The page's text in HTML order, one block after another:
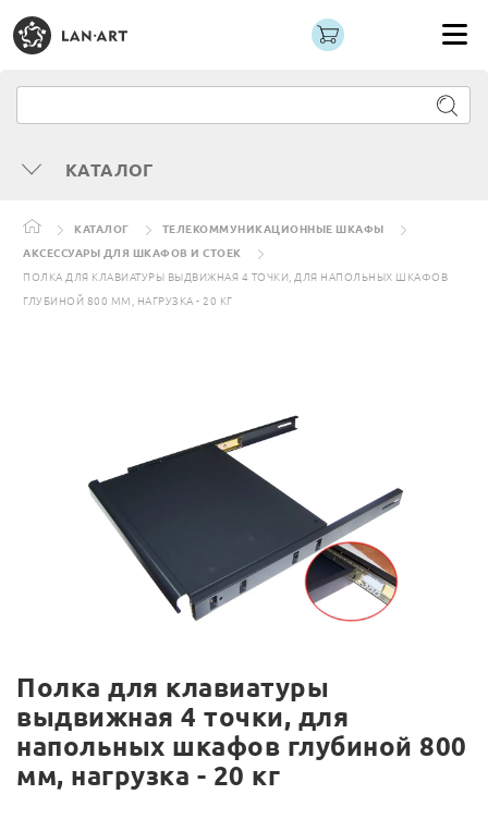
КАТАЛОГ
КАТАЛОГ
ТЕЛЕКОММУНИКАЦИОННЫЕ ШКАФЫ
АКСЕССУАРЫ ДЛЯ ШКАФОВ И СТОЕК
ПОЛКА ДЛЯ КЛАВИАТУРЫ ВЫДВИЖНАЯ 4 ТОЧКИ, ДЛЯ НАПОЛЬНЫХ ШКАФОВ
ГЛУБИНОЙ 800 ММ, НАГРУЗКА - 20 КГ
Полка для клавиатуры
выдвижная 4 точки, для
напольных шкафов глубиной 800
мм, нагрузка - 20 кг